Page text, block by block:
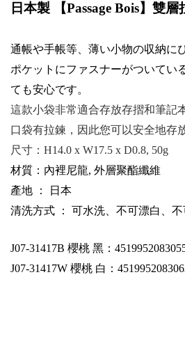
日本製 【Passage Bois】雙層
通帳や手帳等、薄い小物の収納に
ポケットにファスナーがついてい
ても安心です。
這款小袋非常適合存放存摺和筆記
口袋有拉鍊，因此您可以安全地存
尺寸： H14.0 x W17.5 x D0.8, 50g
材質：內裡尼龍, 外層聚酯纖維
產地 ： 日本
清洗方式 ： 可水洗、不可漂白、不
J07-31417B 櫻桃 黑：
J07-31417W 櫻桃 白：